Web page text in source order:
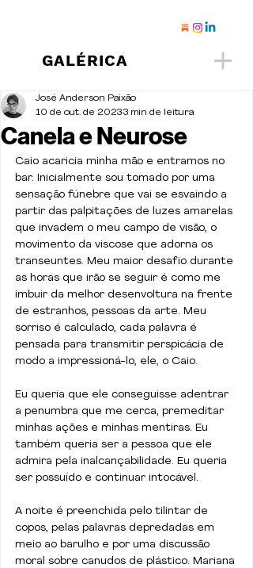
GALÉRICA
Canela e Neurose
José Anderson Paixão
10 de out. de 20233 min de leitura
Caio acaricia minha mão e entramos no
bar. Inicialmente sou tomado por uma
sensação fúnebre que vai se esvaindo a
partir das palpitações de luzes amarelas
que invadem o meu campo de visão, o
movimento da viscose que adorna os
transeuntes. Meu maior desafio durante
as horas que irão se seguir é como me
imbuir da melhor desenvoltura na frente
de estranhos, pessoas da arte. Meu
sorriso é calculado, cada palavra é
pensada para transmitir perspicácia de
modo a impressioná-lo, ele, o Caio.
Eu queria que ele conseguisse adentrar
a penumbra que me cerca, premeditar
minhas ações e minhas mentiras. Eu
também queria ser a pessoa que ele
admira pela inalcançabilidade. Eu queria
ser possuído e continuar intocável.
A noite é preenchida pelo tilintar de
copos, pelas palavras depredadas em
meio ao barulho e por uma discussão
moral sobre canudos de plástico. Mariana